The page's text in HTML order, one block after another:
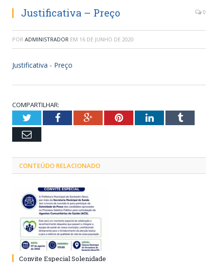
Justificativa – Preço 0
POR ADMINISTRADOR EM 16 DE JUNHO DE 2020
Justificativa - Preço
COMPARTILHAR:
TwitterFacebookGoogle+PinterestLinkedInTumblr
Email
CONTEÚDO RELACIONADO
Convite Especial Solenidade